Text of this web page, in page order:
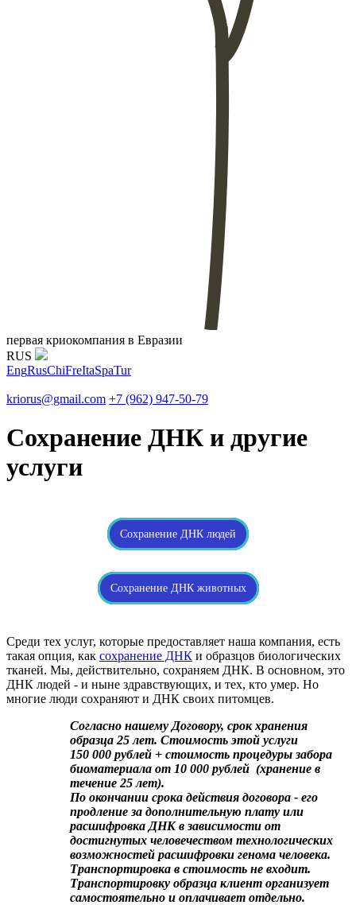
первая криокомпания в Евразии
RUS
EngRusChiFreItaSpaTur
kriorus@gmail.com +7 (962) 947-50-79
Сохранение ДНК и другие
услуги
Сохранение ДНК людей
Сохранение ДНК животных
Среди тех услуг, которые предоставляет наша компания, есть
такая опция, как сохранение ДНК и образцов биологических
тканей. Мы, действительно, сохраняем ДНК. В основном, это
ДНК людей - и ныне здравствующих, и тех, кто умер. Но
многие люди сохраняют и ДНК своих питомцев.
Согласно нашему Договору, срок хранения
образца 25 лет. Стоимость этой услуги
150 000 рублей + стоимость процедуры забора
биоматериала от 10 000 рублей (хранение в
течение 25 лет).
По окончании срока действия договора - его
продление за дополнительную плату или
расшифровка ДНК в зависимости от
достигнутых человечеством технологических
возможностей расшифровки генома человека.
Транспортировка в стоимость не входит.
Транспортировку образца клиент организует
самостоятельно и оплачивает отдельно.